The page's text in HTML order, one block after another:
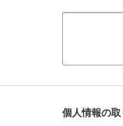
個人情報の